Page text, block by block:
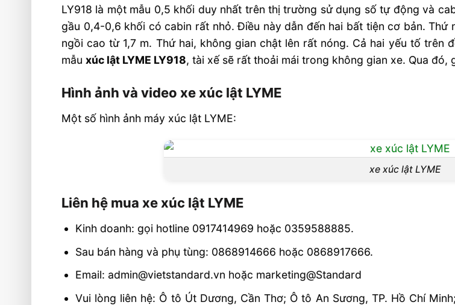
LY918 là một mẫu 0,5 khối duy nhất trên thị trường sử dụng số tự động và
gầu 0,4-0,6 khối có cabin rất nhỏ. Điều này dẫn đến hai bất tiện cơ bản.
ngồi cao từ 1,7 m. Thứ hai, không gian chật lên rất nóng. Cả hai yếu tố trên
mẫu xúc lật LYME LY918, tài xế sẽ rất thoải mái trong không gian xe. Qua đó,
Hình ảnh và video xe xúc lật LYME
Một số hình ảnh máy xúc lật LYME:
xe xúc lật LYME
Liên hệ mua xe xúc lật LYME
Kinh doanh: gọi hotline 0917414969 hoặc 0359588885.
Sau bán hàng và phụ tùng: 0868914666 hoặc 0868917666.
Email: admin@vietstandard.vn hoặc marketing@Standard
Vui lòng liên hệ: Ô tô Út Dương, Cần Thơ; Ô tô An Sương, TP. Hồ Chí